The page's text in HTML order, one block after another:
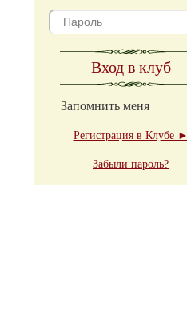
Вход в клуб
Запомнить меня
Регистрация в Клубе ►
Забыли пароль?